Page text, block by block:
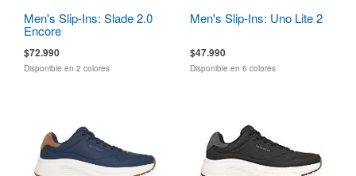
Men's Slip-Ins: Slade 2.0
Encore
$72.990
Disponible en 2 colores
Men's Slip-Ins: Uno Lite 2
$47.990
Disponible en 6 colores